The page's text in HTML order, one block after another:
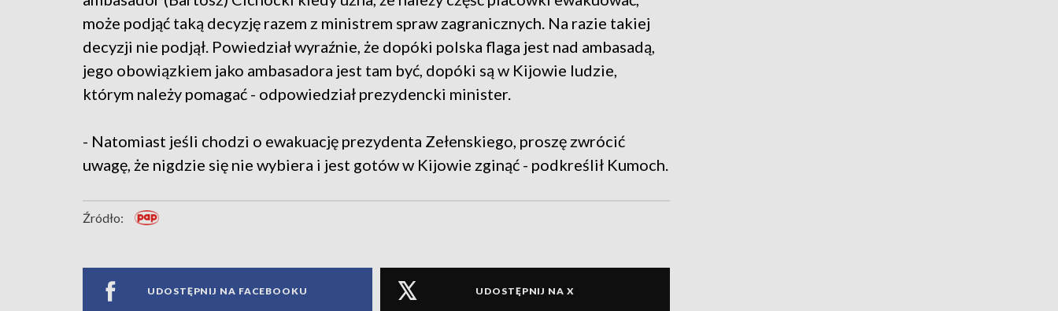
może podjąć taką decyzję razem z ministrem spraw zagranicznych. Na razie takiej
decyzji nie podjął. Powiedział wyraźnie, że dopóki polska flaga jest nad ambasadą,
jego obowiązkiem jako ambasadora jest tam być, dopóki są w Kijowie ludzie,
którym należy pomagać - odpowiedział prezydencki minister.
- Natomiast jeśli chodzi o ewakuację prezydenta Zełenskiego, proszę zwrócić
uwagę, że nigdzie się nie wybiera i jest gotów w Kijowie zginąć - podkreślił Kumoch.
Źródło:
UDOSTĘPNIJ NA FACEBOOKU UDOSTĘPNIJ NA X